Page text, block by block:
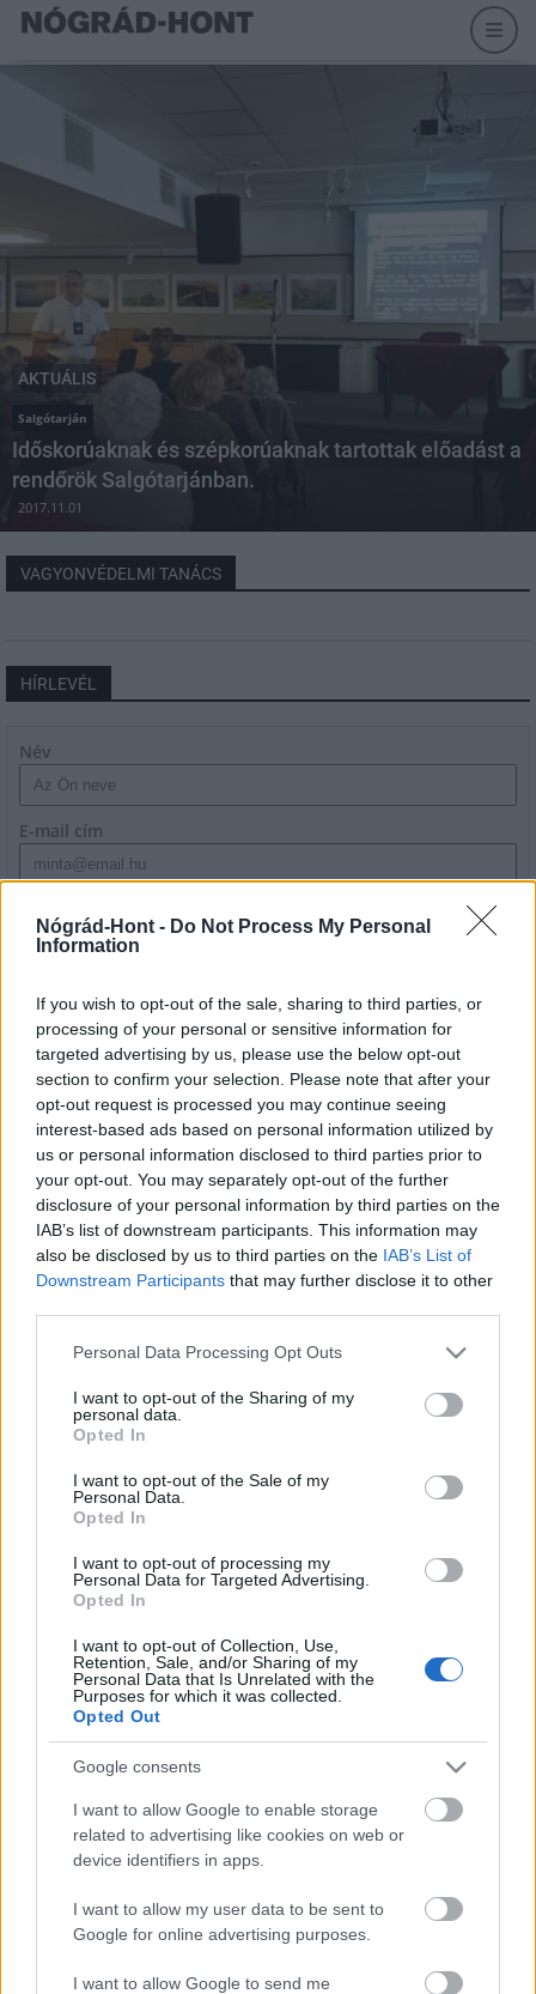
Nógrád-Hont - Do Not Process My Personal
Information
If you wish to opt-out of the sale, sharing to third parties, or
processing of your personal or sensitive information for
targeted advertising by us, please use the below opt-out
section to confirm your selection. Please note that after your
opt-out request is processed you may continue seeing
interest-based ads based on personal information utilized by
us or personal information disclosed to third parties prior to
your opt-out. You may separately opt-out of the further
disclosure of your personal information by third parties on the
IAB’s list of downstream participants. This information may
also be disclosed by us to third parties on the IAB’s List of
Downstream Participants that may further disclose it to other
Please note that this website/app uses one or more Google
not limited to your visit or usage behaviour. You may click to
grant or deny consent to Google and its third-party tags to
use your data for below specified purposes in below Google
consent section.
Personal Data Processing Opt Outs
I want to opt-out of the Sharing of my
personal data.
Opted In
I want to opt-out of the Sale of my
Personal Data.
Opted In
I want to opt-out of processing my
Personal Data for Targeted Advertising.
Opted In
I want to opt-out of Collection, Use,
Retention, Sale, and/or Sharing of my
Personal Data that Is Unrelated with the
Purposes for which it was collected.
Opted Out
Google consents
I want to allow Google to enable storage
related to advertising like cookies on web or
device identifiers in apps.
I want to allow my user data to be sent to
Google for online advertising purposes.
I want to allow Google to send me
AKTUÁLIS
Salgótarján
Időskorúaknak és szépkorúaknak tartottak előadást a
rendőrök Salgótarjánban.
2017.11.01
VAGYONVÉDELMI TANÁCS
HÍRLEVÉL
Név
E-mail cím
adatvédelmi
szabályzatot!
LEGFRISSEBB
Országos hírek
Megérkezett az eső a Duna vízgyűjtőjére
Országos hírek
Amire többmillióan vártunk: szombattól
továbbképzésekkel erősít a Gál Ferenc
Egyetem
HIRDETÉS
Amire többmillióan vártunk: szombattól
másodfokúra csökken a riasztás